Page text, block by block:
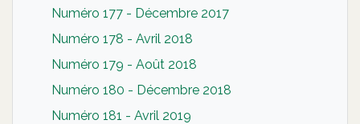
Numéro 177 - Décembre 2017
Numéro 178 - Avril 2018
Numéro 179 - Août 2018
Numéro 180 - Décembre 2018
Numéro 181 - Avril 2019